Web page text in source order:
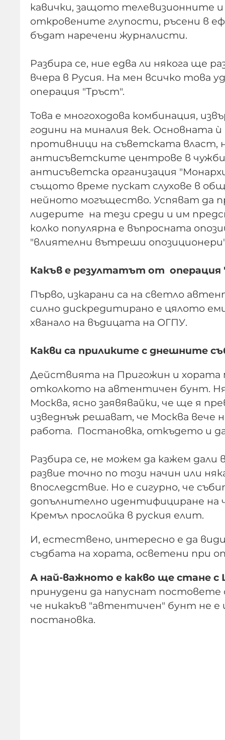
кавички, защото телевизионните
откровените глупости, ръсени в
бъдат наречени журналисти.
Разбира се, ние едва ли някога ще
вчера в Русия. На мен всичко това
операция "Тръст".
Това е многоходова комбинация,
години на миналия век. Основната
противници на съветската власт,
антисъветските центрове в
антисъветска организация
същото време пускат слухове в
нейното могъщество. Успяват да
лидерите на тези среди и им
колко популярна е въпросната
"влиятелни вътреши
Какъв е резултатът от операция
Първо, изкарани са на светло
силно дискредитирано е цялото
хванало на въдицата на ОГПУ.
Какви са приликите с днешните
Действията на Пригожин и хората
отколкото на автентичен бунт.
Москва, ясно заявявайки, че ще я
изведнъж решават, че Москва вече
работа. Постановка, откъдето и
Разбира се, не можем да кажем дали
развие точно по този начин или
впоследствие. Но е сигурно, че
допълнително идентифициране на
Кремъл прослойка в руския елит.
И, естествено, интересно е да
съдбата на хората, осветени при
А най-важното е какво ще стане с
принудени да напуснат
че никакъв "автентичен" бунт не е
постановка.